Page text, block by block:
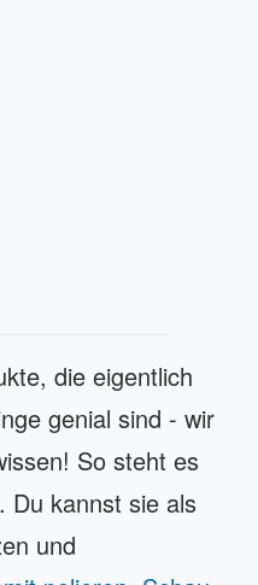
die eigentlich
genial sind - wir
So steht es
Du kannst sie als
und